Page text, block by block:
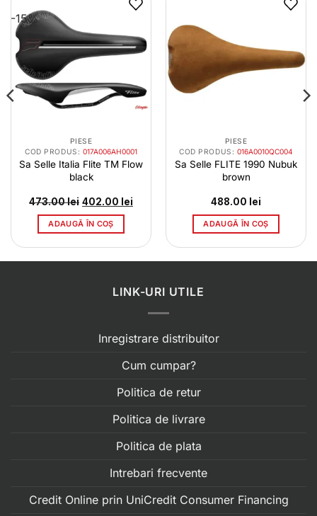
-15%
PIESE
COD PRODUS: 017A006AH0001
Sa Selle Italia Flite TM Flow
black
473.00lei Prețul
inițial
a
fost:
402.00 lei
curent
ADAUGĂ ÎN COȘ
PIESE
COD PRODUS: 016A0010QC004
Sa Selle FLITE 1990 Nubuk
brown
488.00 lei
ADAUGĂ ÎN COȘ
LINK-URI UTILE
Inregistrare distribuitor
Cum cumpar?
Politica de retur
Politica de livrare
Politica de plata
Intrebari frecvente
Credit Online prin UniCredit Consumer Financing